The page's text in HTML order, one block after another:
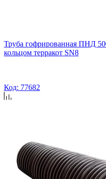
Труба гофрированная ПНД
кольцом терракот SN8
Код: 77682